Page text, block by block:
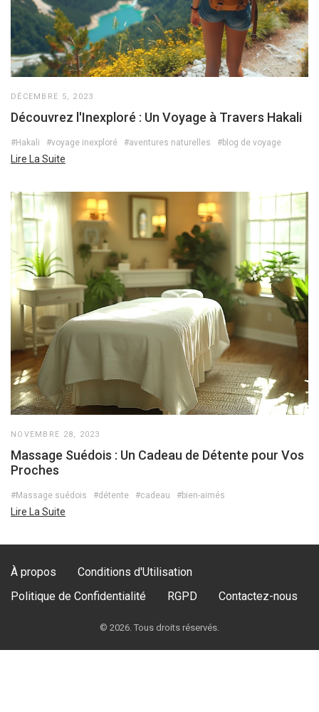
DÉCEMBRE 5, 2023
Découvrez l'Inexploré : Un Voyage à Travers Hakali
#Hakali #voyage inexploré #aventures naturelles #blog de voyage
Lire La Suite
NOVEMBRE 28, 2023
Massage Suédois : Un Cadeau de Détente pour Vos
Proches
#Massage suédois #détente #cadeau #bien-aimés
Lire La Suite
À propos
Conditions d'Utilisation
Politique de Confidentialité
RGPD Contactez-nous
© 2026. Tous droits réservés.